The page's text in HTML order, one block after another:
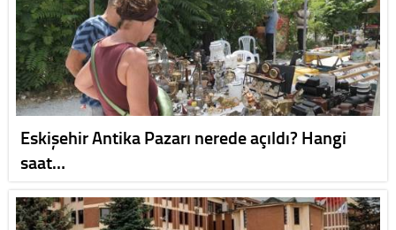
Eskişehir Antika Pazarı nerede açıldı? Hangi
saat…